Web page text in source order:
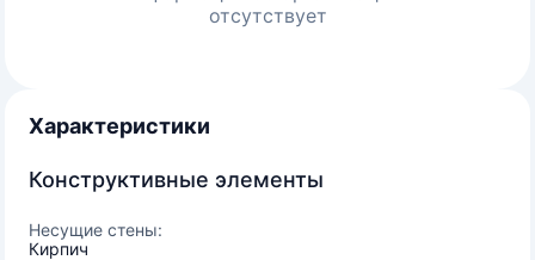
отсутствует
Характеристики
Конструктивные элементы
Несущие стены:
Кирпич